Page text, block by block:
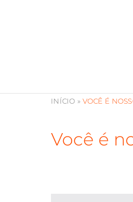
Você é
INÍCIO » VOCÊ É